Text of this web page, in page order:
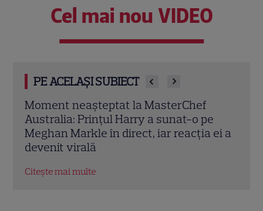
Cel mai nou VIDEO
PE ACELAȘI SUBIECT
Meghan Markle, apariție surpriză la
MasterChef Australia 2026. Ducesa de
Sussex a dezvăluit ce gătește pentru
Prințul Harry
Citește mai multe